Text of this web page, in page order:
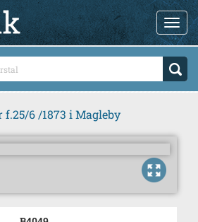
f.25/6 /1873 i Magleby